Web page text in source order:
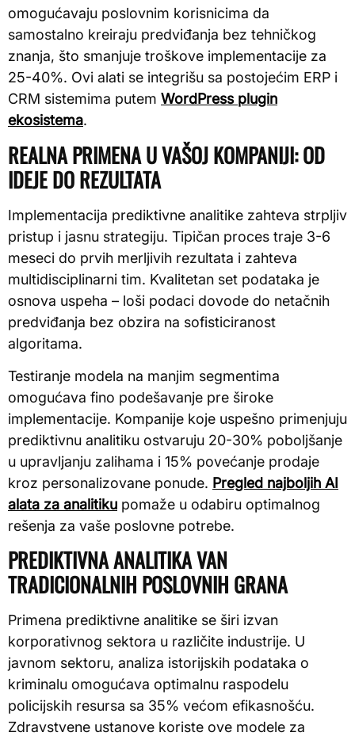
omogućavaju poslovnim korisnicima da
samostalno kreiraju predviđanja bez tehničkog
znanja, što smanjuje troškove implementacije za
25-40%. Ovi alati se integrišu sa postojećim ERP i
CRM sistemima putem WordPress plugin
ekosistema.
REALNA PRIMENA U VAŠOJ KOMPANIJI: OD
IDEJE DO REZULTATA
Implementacija prediktivne analitike zahteva strpljiv
pristup i jasnu strategiju. Tipičan proces traje 3-6
meseci do prvih merljivih rezultata i zahteva
multidisciplinarni tim. Kvalitetan set podataka je
osnova uspeha – loši podaci dovode do netačnih
predviđanja bez obzira na sofisticiranost
algoritama.
Testiranje modela na manjim segmentima
omogućava fino podešavanje pre široke
implementacije. Kompanije koje uspešno primenjuju
prediktivnu analitiku ostvaruju 20-30% poboljšanje
u upravljanju zalihama i 15% povećanje prodaje
kroz personalizovane ponude. Pregled najboljih AI
alata za analitiku pomaže u odabiru optimalnog
rešenja za vaše poslovne potrebe.
PREDIKTIVNA ANALITIKA VAN
TRADICIONALNIH POSLOVNIH GRANA
Primena prediktivne analitike se širi izvan
korporativnog sektora u različite industrije. U
javnom sektoru, analiza istorijskih podataka o
kriminalu omogućava optimalnu raspodelu
policijskih resursa sa 35% većom efikasnošću.
Zdravstvene ustanove koriste ove modele za